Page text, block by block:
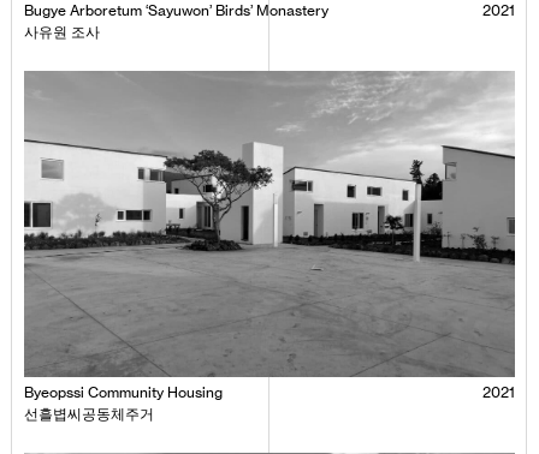
2021
Bugye Arboretum ‘Sayuwon’ Birds’ Monastery
사유원 조사
2021
Byeopssi Community Housing
선흘볍씨공동체주거